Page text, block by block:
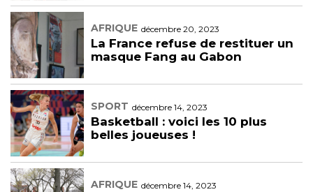
AFRIQUE décembre 20, 2023
La France refuse de restituer un
masque Fang au Gabon
SPORT décembre 14, 2023
Basketball : voici les 10 plus
belles joueuses !
AFRIQUE décembre 14, 2023